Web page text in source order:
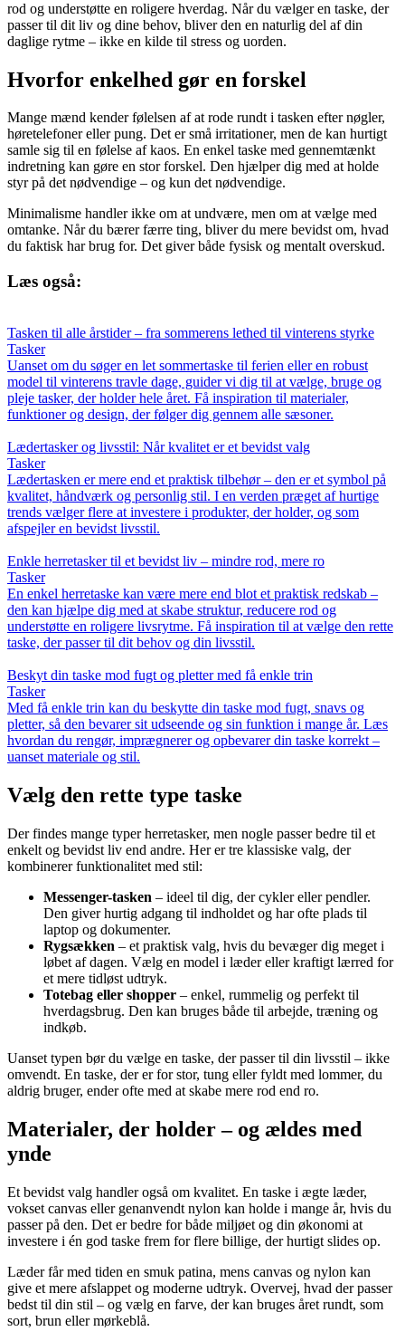
rod og understøtte en roligere hverdag. Når du vælger en taske, der
passer til dit liv og dine behov, bliver den en naturlig del af din
daglige rytme – ikke en kilde til stress og uorden.
Hvorfor enkelhed gør en forskel
Mange mænd kender følelsen af at rode rundt i tasken efter nøgler,
høretelefoner eller pung. Det er små irritationer, men de kan hurtigt
samle sig til en følelse af kaos. En enkel taske med gennemtænkt
indretning kan gøre en stor forskel. Den hjælper dig med at holde
styr på det nødvendige – og kun det nødvendige.
Minimalisme handler ikke om at undvære, men om at vælge med
omtanke. Når du bærer færre ting, bliver du mere bevidst om, hvad
du faktisk har brug for. Det giver både fysisk og mentalt overskud.
Læs også:
Tasken til alle årstider – fra sommerens lethed til vinterens styrke
Tasker
Uanset om du søger en let sommertaske til ferien eller en robust
model til vinterens travle dage, guider vi dig til at vælge, bruge og
pleje tasker, der holder hele året. Få inspiration til materialer,
funktioner og design, der følger dig gennem alle sæsoner.
Lædertasker og livsstil: Når kvalitet er et bevidst valg
Tasker
Lædertasken er mere end et praktisk tilbehør – den er et symbol på
kvalitet, håndværk og personlig stil. I en verden præget af hurtige
trends vælger flere at investere i produkter, der holder, og som
afspejler en bevidst livsstil.
Enkle herretasker til et bevidst liv – mindre rod, mere ro
Tasker
En enkel herretaske kan være mere end blot et praktisk redskab –
den kan hjælpe dig med at skabe struktur, reducere rod og
understøtte en roligere livsrytme. Få inspiration til at vælge den rette
taske, der passer til dit behov og din livsstil.
Beskyt din taske mod fugt og pletter med få enkle trin
Tasker
Med få enkle trin kan du beskytte din taske mod fugt, snavs og
pletter, så den bevarer sit udseende og sin funktion i mange år. Læs
hvordan du rengør, imprægnerer og opbevarer din taske korrekt –
uanset materiale og stil.
Vælg den rette type taske
Der findes mange typer herretasker, men nogle passer bedre til et
enkelt og bevidst liv end andre. Her er tre klassiske valg, der
kombinerer funktionalitet med stil:
Messenger-tasken – ideel til dig, der cykler eller pendler.
Den giver hurtig adgang til indholdet og har ofte plads til
laptop og dokumenter.
Rygsækken – et praktisk valg, hvis du bevæger dig meget i
løbet af dagen. Vælg en model i læder eller kraftigt lærred for
et mere tidløst udtryk.
Totebag eller shopper – enkel, rummelig og perfekt til
hverdagsbrug. Den kan bruges både til arbejde, træning og
indkøb.
Uanset typen bør du vælge en taske, der passer til din livsstil – ikke
omvendt. En taske, der er for stor, tung eller fyldt med lommer, du
aldrig bruger, ender ofte med at skabe mere rod end ro.
Materialer, der holder – og ældes med
ynde
Et bevidst valg handler også om kvalitet. En taske i ægte læder,
vokset canvas eller genanvendt nylon kan holde i mange år, hvis du
passer på den. Det er bedre for både miljøet og din økonomi at
investere i én god taske frem for flere billige, der hurtigt slides op.
Læder får med tiden en smuk patina, mens canvas og nylon kan
give et mere afslappet og moderne udtryk. Overvej, hvad der passer
bedst til din stil – og vælg en farve, der kan bruges året rundt, som
sort, brun eller mørkeblå.